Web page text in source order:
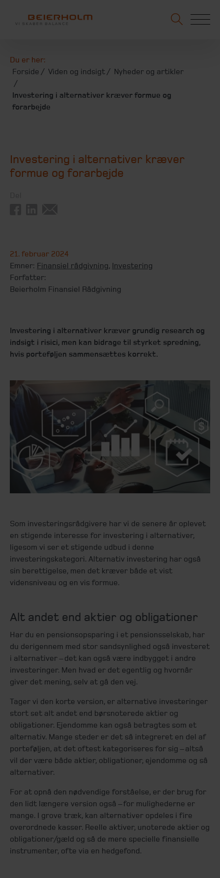
Du er her:
Forside
Viden og indsigt Nyheder og artikler
Investering i alternativer kræver formue og
forarbejde
Investering i alternativer kræver
formue og forarbejde
21. februar 2024
Emner: Finansiel rådgivning, Investering
Forfatter:
Beierholm Finansiel Rådgivning
Investering i alternativer kræver grundig research og
indsigt i risici, men kan bidrage til styrket spredning,
hvis porteføljen sammensættes korrekt.
Som investeringsrådgivere har vi de senere år oplevet
en stigende interesse for investering i alternativer,
ligesom vi ser et stigende udbud i denne
investeringskategori. Alternativ investering har også
sin berettigelse, men det kræver både et vist
vidensniveau og en vis formue.
Alt andet end aktier og obligationer
Har du en pensionsopsparing i et pensionsselskab, har
du derigennem med stor sandsynlighed også investeret
i alternativer – det kan også være indbygget i andre
investeringer. Men hvad er det egentlig og hvornår
giver det mening, selv at gå den vej.
Tager vi den korte version, er alternative investeringer
stort set alt andet end børsnoterede aktier og
obligationer. Ejendomme kan også betragtes som et
alternativ. Mange steder er det så integreret en del af
porteføljen, at det oftest kategoriseres for sig – altså
vil der være både aktier, obligationer, ejendomme og så
alternativer.
For at opnå den nødvendige forståelse, er der brug for
den lidt længere version også – for mulighederne er
mange. I grove træk, kan alternativer opdeles i fire
overordnede kasser. Reelle aktiver, unoterede aktier og
obligationer/gæld og så de mere specielle finansielle
instrumenter, ofte via en hedgefond.